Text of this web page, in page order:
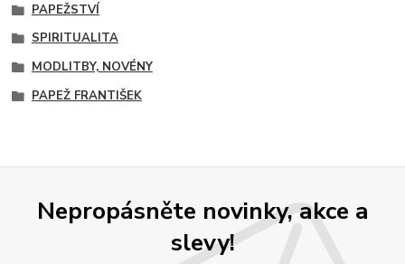
PAPEŽSTVÍ
SPIRITUALITA
MODLITBY, NOVÉNY
PAPEŽ FRANTIŠEK
Nepropásněte novinky, akce a
slevy!